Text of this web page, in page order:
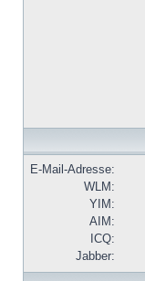
E-Mail-Adresse:
WLM:
YIM:
AIM:
ICQ:
Jabber: